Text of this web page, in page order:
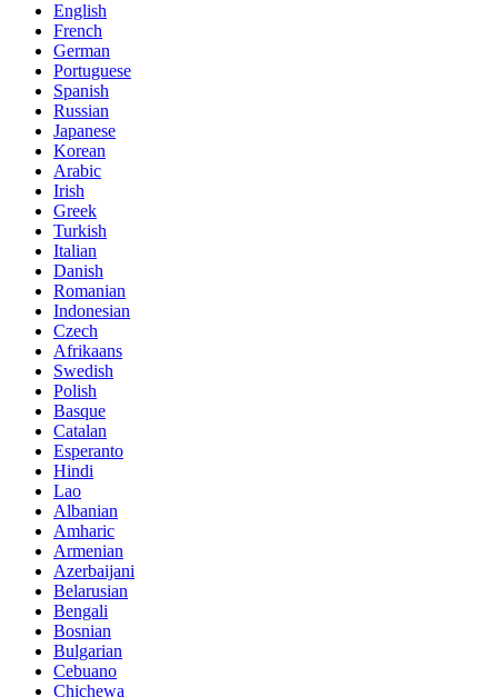
English
French
German
Portuguese
Spanish
Russian
Japanese
Korean
Arabic
Irish
Greek
Turkish
Italian
Danish
Romanian
Indonesian
Czech
Afrikaans
Swedish
Polish
Basque
Catalan
Esperanto
Hindi
Lao
Albanian
Amharic
Armenian
Azerbaijani
Belarusian
Bengali
Bosnian
Bulgarian
Cebuano
Chichewa